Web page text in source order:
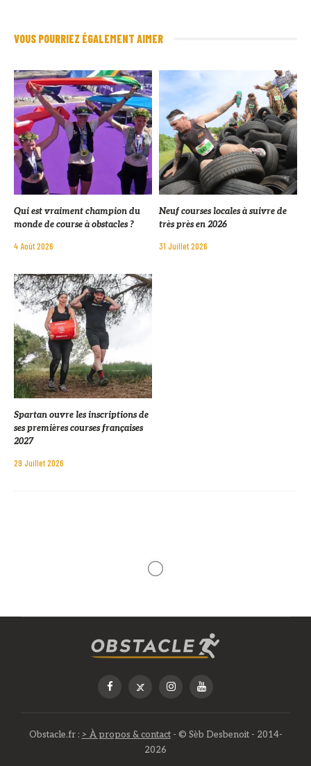
VOUS POURRIEZ ÉGALEMENT AIMER
Qui est vraiment champion du
monde de course à obstacles ?
4 Août 2026
Neuf courses locales à suivre de
très près en 2026
31 Juillet 2026
Spartan ouvre les inscriptions de
ses premières courses françaises
2027
29 Juillet 2026
Retour sur la Spartan Race
d’Orte